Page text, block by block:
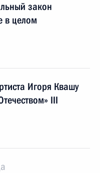
закон
в целом
Игоря Квашу
III